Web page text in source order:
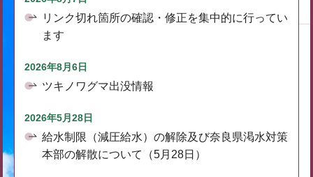
リンク切れ箇所の確認・修正を集中的に行ってい
ます
2026年8月6日
ツキノワグマ出没情報
2026年5月28日
給水制限（減圧給水）の解除及び奈良県渇水対策
本部の解散について（5月28日）